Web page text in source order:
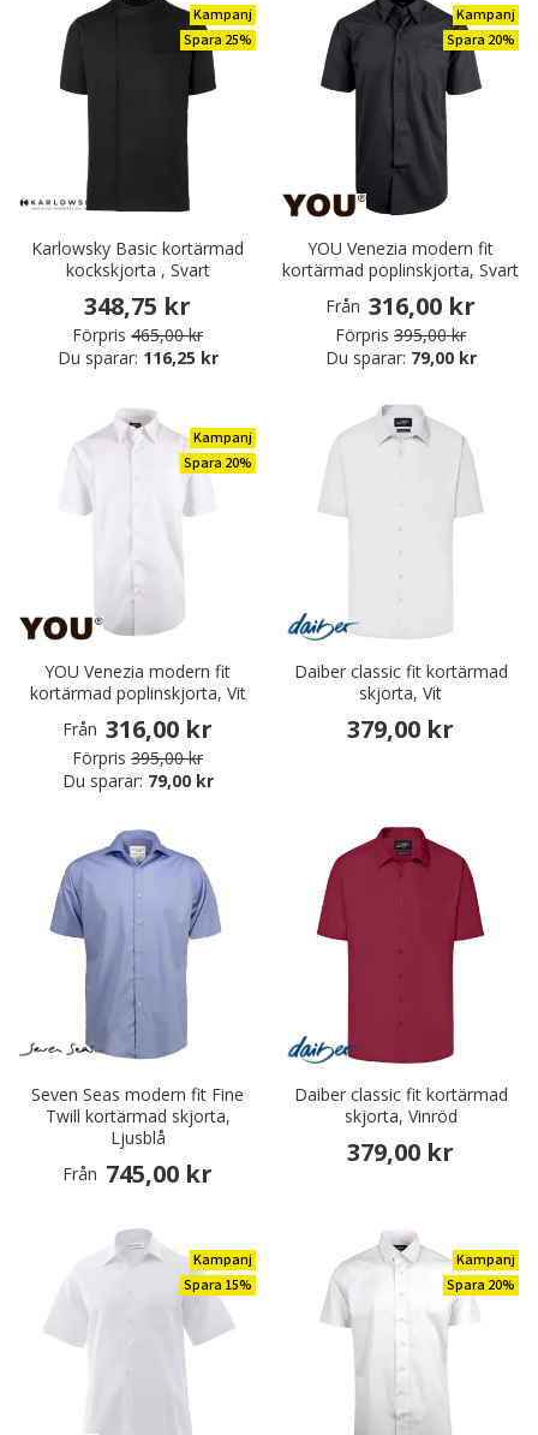
Kampanj
Spara 25%
Karlowsky Basic kortärmad
kockskjorta , Svart
348,75 kr
Förpris 465,00 kr
Du sparar: 116,25 kr
Kampanj
Spara 20%
YOU Venezia modern fit
kortärmad poplinskjorta, Svart
Från 316,00 kr
Förpris 395,00 kr
Du sparar: 79,00 kr
Kampanj
Spara 20%
YOU Venezia modern fit
kortärmad poplinskjorta, Vit
Från 316,00 kr
Förpris 395,00 kr
Du sparar: 79,00 kr
Daiber classic fit kortärmad
skjorta, Vit
379,00 kr
Seven Seas modern fit Fine
Twill kortärmad skjorta,
Ljusblå
Från 745,00 kr
Daiber classic fit kortärmad
skjorta, Vinröd
379,00 kr
Kampanj
Spara 15%
Kampanj
Spara 20%